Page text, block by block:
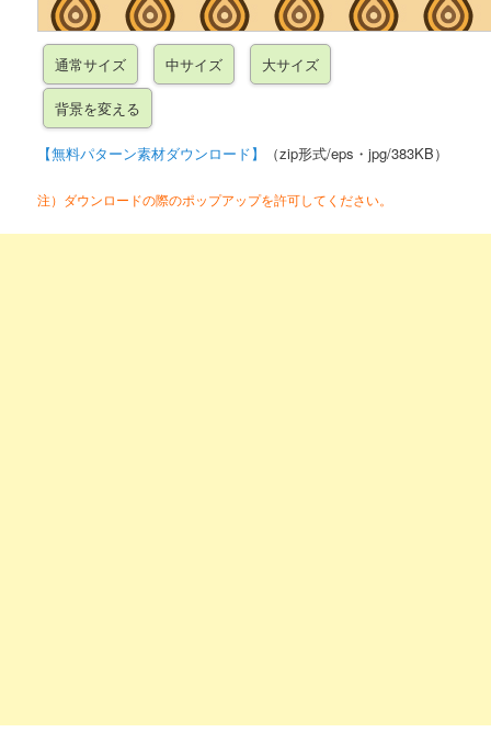
【無料パターン素材ダウンロード】 （zip形式/eps・jpg/383KB）
注）ダウンロードの際のポップアップを許可してください。